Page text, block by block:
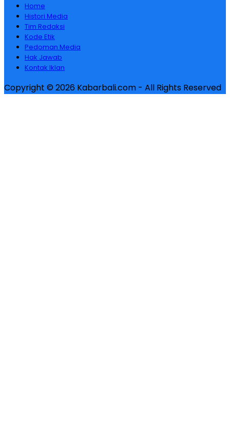
Home
Histori Media
Tim Redaksi
Kode Etik
Pedoman Media
Hak Jawab
Kontak Iklan
Copyright © 2026 Kabarbali.com - All Rights Reserved